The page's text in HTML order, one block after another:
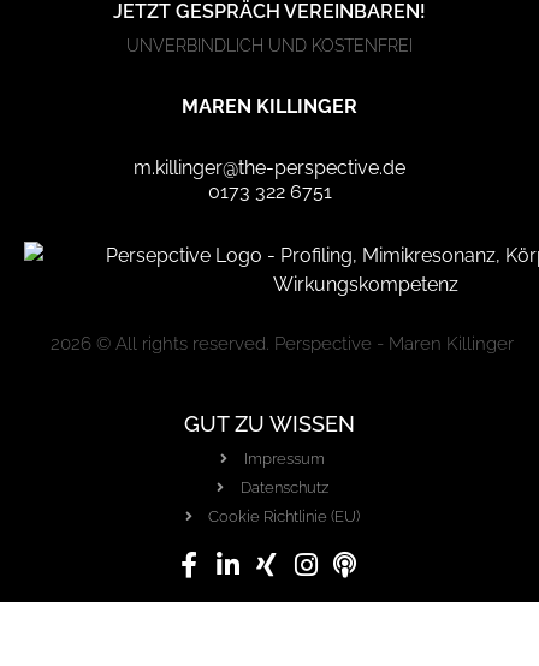
JETZT GESPRÄCH VEREINBAREN!
UNVERBINDLICH UND KOSTENFREI
MAREN KILLINGER
m.killinger@the-perspective.de
0173 322 6751
2026 © All rights reserved. Perspective - Maren Killinger
GUT ZU WISSEN
Impressum
Datenschutz
Cookie Richtlinie (EU)